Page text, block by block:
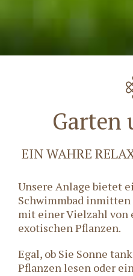
Garten
EIN WAHRE
Unsere Anlage bietet
Schwimmbad inmitten
mit einer Vielzahl von
exotischen Pflanzen.
Egal, ob Sie Sonne
Pflanzen lesen oder ein